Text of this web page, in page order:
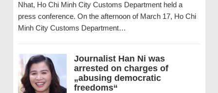
Nhat, Ho Chi Minh City Customs Department held a
press conference. On the afternoon of March 17, Ho Chi
Minh City Customs Department…
Journalist Han Ni was
arrested on charges of
„abusing democratic
freedoms“